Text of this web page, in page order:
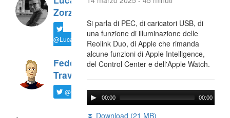
Zorzi
@LucaTNT
Federico
Travaini
@ftrava
Si parla di PEC, di caricatori USB, di
una funzione di illuminazione delle
Reolink Duo, di Apple che rimanda
alcune funzioni di Apple Intelligence,
del Control Center e dell'Apple Watch.
00:00 00:00
⏬ Download (21 MB)